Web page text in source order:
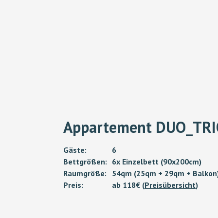
Appartement
Gäste:
6
Bettgrößen: 6x Einzelbett (90x200cm)
Raumgröße:
54qm (25qm + 29qm +
Preis:
ab 118€ (Preisübersicht)